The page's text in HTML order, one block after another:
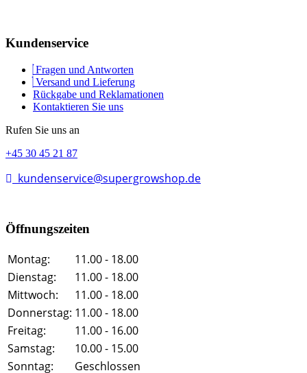
Kundenservice
Fragen und Antworten
Versand und Lieferung
Rückgabe und Reklamationen
Kontaktieren Sie uns
Rufen Sie uns an
+45 30 45 21 87
kundenservice@supergrowshop.de
Öffnungszeiten
Montag:
11.00 - 18.00
Dienstag:
11.00 - 18.00
Mittwoch:
11.00 - 18.00
Donnerstag: 11.00 - 18.00
Freitag:
11.00 - 16.00
Samstag:
10.00 - 15.00
Sonntag:
Geschlossen